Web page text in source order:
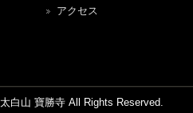
アクセス
白山 寶勝寺 All Rights Reserved.